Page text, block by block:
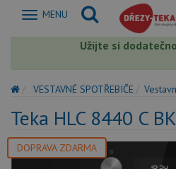
Zobrazit
MENU
Užijte si
VESTAVNÉ SPOTŘEBIČE
Teka HLC 8440 C BK
DOPRAVA ZDARMA